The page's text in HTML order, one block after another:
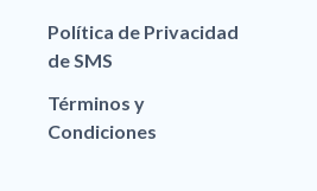
Política de Privacidad
de SMS
Términos y
Condiciones